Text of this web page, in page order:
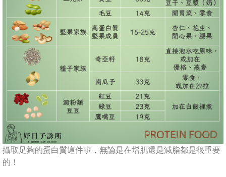
攝取足夠的蛋白質這件事，無論是在增肌還是減脂都是很重要
的！